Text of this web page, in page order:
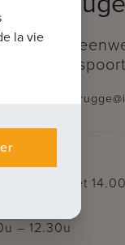
de la Kruispoort
JEUVEN
– 12.30u et
– 12.30u
la vie